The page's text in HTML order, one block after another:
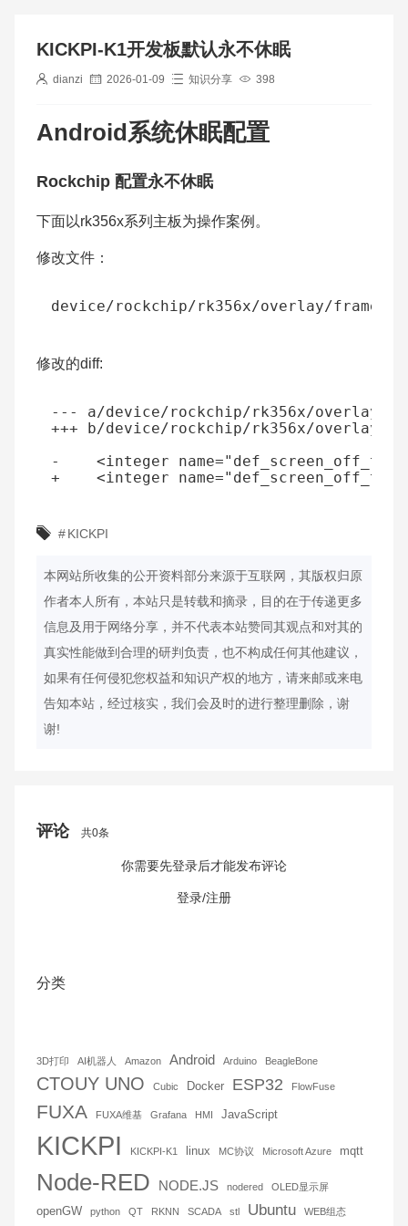
KICKPI-K1开发板默认永不休眠
dianzi 2026-01-09 知识分享 398
Android系统休眠配置
Rockchip 配置永不休眠
下面以rk356x系列主板为操作案例。
修改文件：
修改的diff:
--- a/device/rockchip/rk356x/overlay/
+++ b/device/rockchip/rk356x/overlay/
-    <integer
+    <integer
#KICKPI
本网站所收集的公开资料部分来源于互联网，其版权归原
作者本人所有，本站只是转载和摘录，目的在于传递更多
信息及用于网络分享，并不代表本站赞同其观点和对其的
真实性能做到合理的研判负责，也不构成任何其他建议，
如果有任何侵犯您权益和知识产权的地方，请来邮或来电
告知本站，经过核实，我们会及时的进行整理删除，谢
谢!
评论 共0条
你需要先登录后才能发布评论
登录/注册
分类
3D打印 AI机器人 Amazon Android Arduino BeagleBone
CTOUY UNO Cubic Docker ESP32 FlowFuse
FUXA FUXA维基 Grafana HMI JavaScript
KICKPI KICKPI-K1 linux MC协议 Microsoft Azure mqtt
Node-RED NODE.JS nodered OLED显示屏
openGW python QT RKNN SCADA stl Ubuntu WEB组态